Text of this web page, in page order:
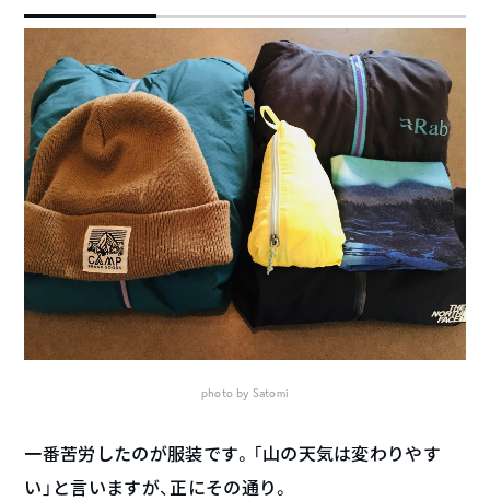
photo by Satomi
一番苦労したのが服装です。「山の天気は変わりやす
い」と言いますが、正にその通り。